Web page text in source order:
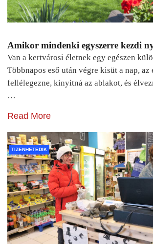
Amikor mindenki egyszerre kezdi
Van a kertvárosi életnek egy egészen
Többnapos eső után végre kisüt a nap, az
fellélegezne, kinyitná az ablakot, és
…
Read More
TIZENHETEDIK